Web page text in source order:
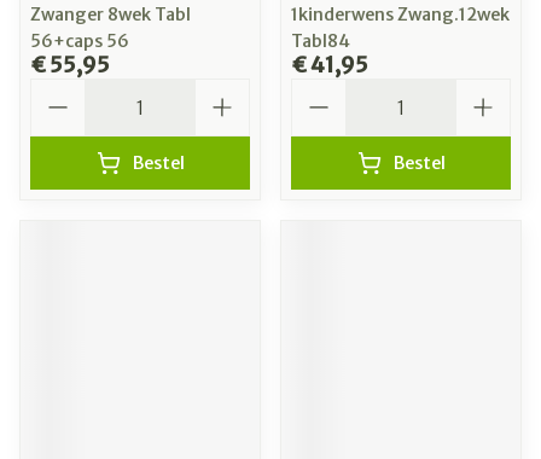
Zwanger 8wek Tabl
56+caps 56
€ 55,95
Bestel
1kinderwens Zwang.12wek
Tabl84
€ 41,95
Bestel